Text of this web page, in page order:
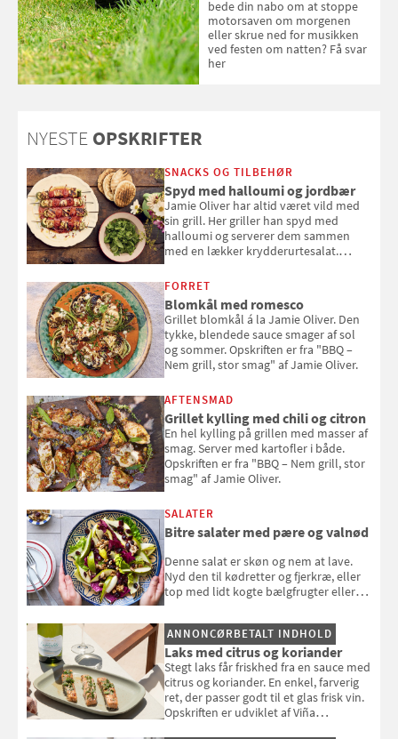
bede din nabo om at stoppe
motorsaven om morgenen
eller skrue ned for musikken
ved festen om natten? Få svar
her
NYESTE OPSKRIFTER
SNACKS OG TILBEHØR
Spyd med halloumi og jordbær
Jamie Oliver har altid været vild med
sin grill. Her griller han spyd med
halloumi og serverer dem sammen
med en lækker krydderurtesalat.
smag" af Jamie Oliver.
FORRET
Blomkål med romesco
Grillet blomkål á la Jamie Oliver. Den
tykke, blendede sauce smager af sol
og sommer. Opskriften er fra "BBQ –
Nem grill, stor smag" af Jamie Oliver.
AFTENSMAD
Grillet kylling med chili og citron
En hel kylling på grillen med masser af
smag. Server med kartofler i både.
Opskriften er fra "BBQ – Nem grill, stor
smag" af Jamie Oliver.
SALATER
Bitre salater med pære og valnød
Denne salat er skøn og nem at lave.
Nyd den til kødretter og fjerkræ, eller
top med lidt kogte bælgfrugter eller
selvstændigt måltid. Opskriften er fra
Louisa Lorangs kogebog "Salat".
ANNONCØRBETALT INDHOLD
Laks med citrus og koriander
Stegt laks får friskhed fra en sauce med
citrus og koriander. En enkel, farverig
ret, der passer godt til et glas frisk vin.
Opskriften er udviklet af Viña